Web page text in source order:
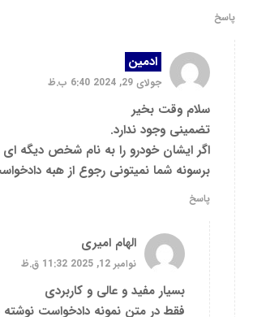
پاسخ
ادمین
جولای 29, 2024 6:40 ب.ظ
سلام وقت بخیر
تضمینی وجود ندارد.
اگر ایشان خودرو را به نام شخص دیگه
برسونه شما نمیتونی رجوع از هبه
پاسخ
الهام امیری
نوامبر 12, 2025 11:32 ق.ظ
بسیار مفید و عالی و کاربردی
فقط در متن نمونه دادخواست